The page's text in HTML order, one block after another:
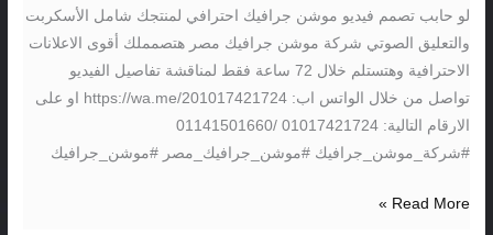
لو حابب تصمم فيديو موشن جرافيك احترافي لمنتجك شامل الأسكربت
والتعليق الصوتي شركة موشن جرافيك مصر هتصمملك أقوى الاعلانات
الاحترافية وهتستلم خلال 72 ساعة فقط لمناقشة تفاصيل الفيديو
تواصل من خلال الواتس اب: https://wa.me/201017421724 او على
الارقام التالية: 01017421724 /01141501660
#شركة_موشن_جرافيك #موشن_جرافيك_مصر #موشن_جرافيك
استراحات
بالسعودية
–
abc
media
Read More »